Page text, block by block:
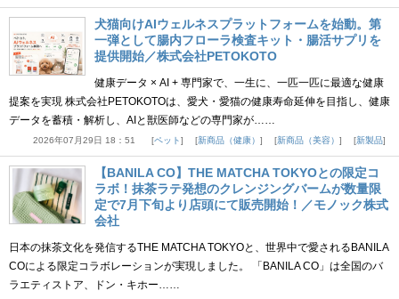
犬猫向けAIウェルネスプラットフォームを始動。第
一弾として腸内フローラ検査キット・腸活サプリを
提供開始／株式会社PETOKOTO
健康データ × AI + 専門家で、一生に、一匹一匹に最適な健康
提案を実現 株式会社PETOKOTOは、愛犬・愛猫の健康寿命延伸を目指し、健康
データを蓄積・解析し、AIと獣医師などの専門家が……
2026年07月29日 18：51 ペット 新商品（健康） 新商品（美容） 新製品
【BANILA CO】THE MATCHA TOKYOとの限定コ
ラボ！抹茶ラテ発想のクレンジングバームが数量限
定で7月下旬より店頭にて販売開始！／モノック株式
会社
日本の抹茶文化を発信するTHE MATCHA TOKYOと、世界中で愛されるBANILA
COによる限定コラボレーションが実現しました。 「BANILA CO」は全国のバ
ラエティストア、ドン・キホー……